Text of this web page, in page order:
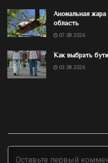
Аномальная
область
07.08.2026
Как выбрать
03.08.2026